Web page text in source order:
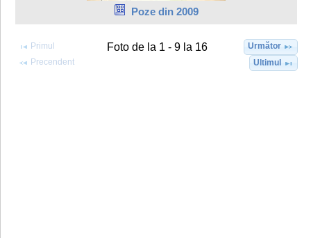
Poze din 2009
Primul
Precendent
Foto de la 1 - 9 la 16
Următor
Ultimul